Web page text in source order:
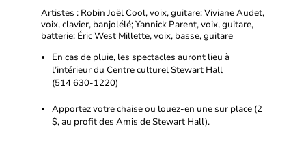
Artistes : Robin Joël Cool, voix, guitare; Viviane Audet,
voix, clavier, banjolélé; Yannick Parent, voix, guitare,
batterie; Éric West Millette, voix, basse, guitare
En cas de pluie, les spectacles auront lieu à
l’intérieur du Centre culturel Stewart Hall
(514 630-1220)
Apportez votre chaise ou louez-en une sur place (2
$, au profit des Amis de Stewart Hall).